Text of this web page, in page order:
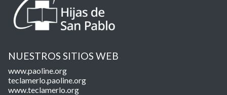
NUESTROS SITIOS WEB
www.paoline.org
teclamerlo.paoline.org
www.teclamerlo.org